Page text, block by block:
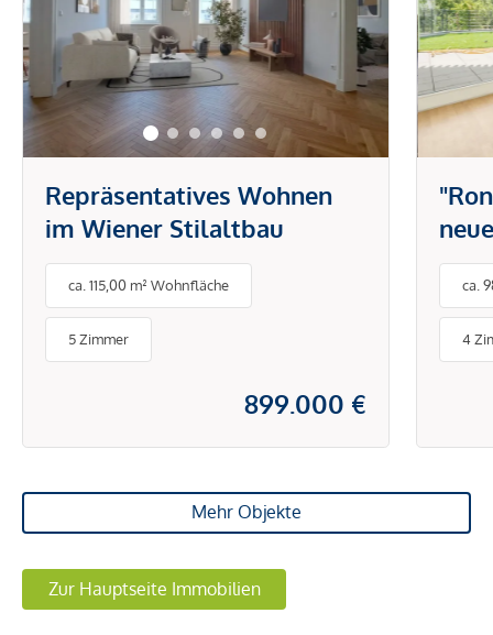
Repräsentatives Wohnen
im Wiener Stilaltbau
ca. 115,00 m² Wohnfläche
5 Zimmer
899.000 €
ca.
4
Mehr Objekte
Zur Hauptseite Immobilien